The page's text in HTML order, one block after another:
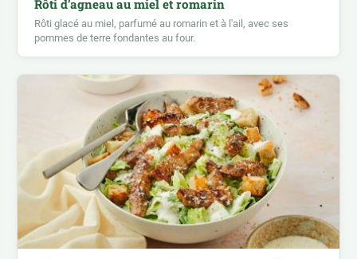
Rôti d’agneau au miel et romarin
Rôti glacé au miel, parfumé au romarin et à l'ail, avec ses
pommes de terre fondantes au four.